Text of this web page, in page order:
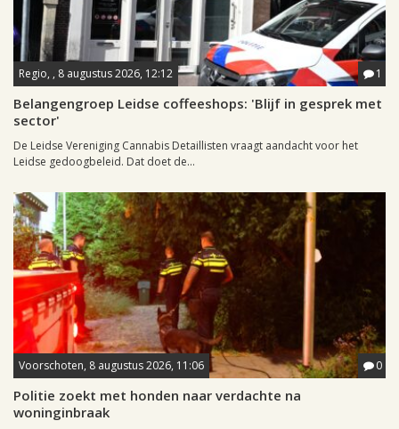
Regio, , 8 augustus 2026, 12:12 1
Belangengroep Leidse coffeeshops: 'Blijf in gesprek met
sector'
De Leidse Vereniging Cannabis Detaillisten vraagt aandacht voor het
Leidse gedoogbeleid. Dat doet de...
Voorschoten, 8 augustus 2026, 11:06 0
Politie zoekt met honden naar verdachte na
woninginbraak